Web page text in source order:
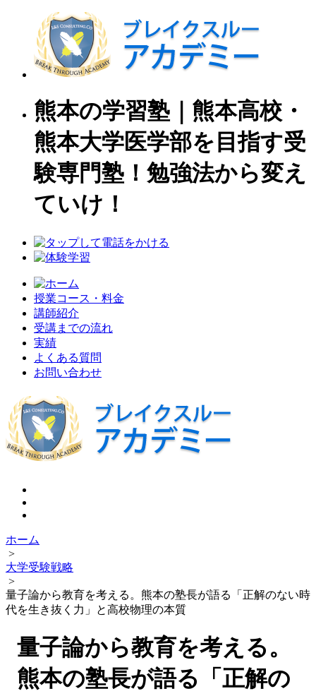
熊本の学習塾｜熊本高校・
熊本大学医学部を目指す受
験専門塾！勉強法から変え
ていけ！
授業コース・料金
講師紹介
受講までの流れ
実績
よくある質問
お問い合わせ
ホーム
>
大学受験戦略
>
量子論から教育を考える。熊本の塾長が語る「正解のない時
代を生き抜く力」と高校物理の本質
量子論から教育を考える。
熊本の塾長が語る「正解の